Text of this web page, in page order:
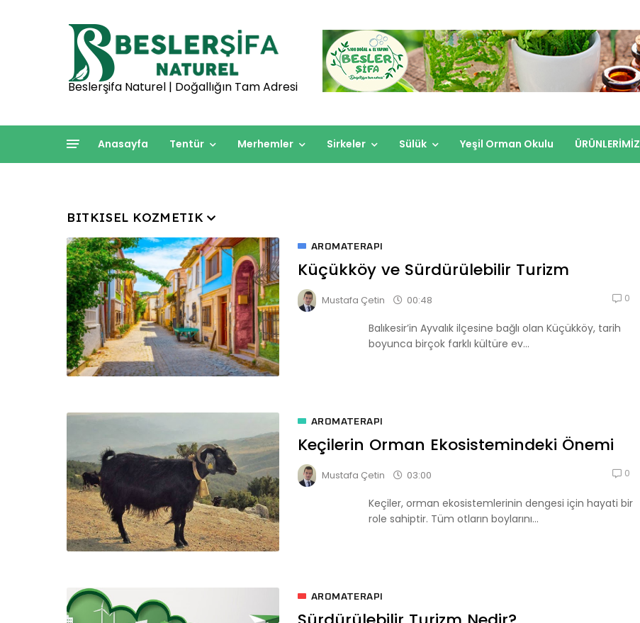
Beslerşifa Naturel | Doğallığın Tam Adresi
Anasayfa Tentür Merhemler Sirkeler Sülük Yeşil Orman Okulu ÜRÜNLERİMİZ
BITKISEL KOZMETIK
AROMATERAPI
Küçükköy ve Sürdürülebilir Turizm
Mustafa Çetin 00:48 0
Balıkesir’in Ayvalık ilçesine bağlı olan Küçükköy, tarih
boyunca birçok farklı kültüre ev...
AROMATERAPI
Keçilerin Orman Ekosistemindeki Önemi
Mustafa Çetin 03:00 0
Keçiler, orman ekosistemlerinin dengesi için hayati bir
role sahiptir. Tüm otların boylarını...
AROMATERAPI